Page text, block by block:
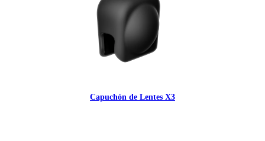
Capuchón de Lentes X3